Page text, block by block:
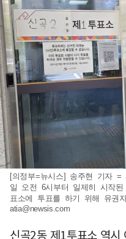
[의정부=뉴시스] 송주현 기자
일 오전 6시부터 일제히 시작
표소에 투표를 하기 위해 유권
atia@newsis.com
신곡2동 제1투표소 역시